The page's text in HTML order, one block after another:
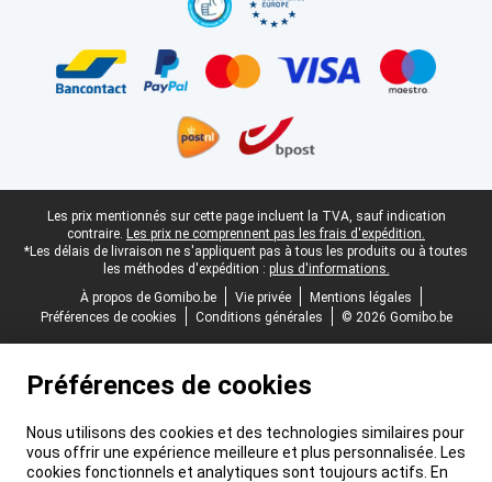
Pied-de-page légal
Les prix mentionnés sur cette page incluent la TVA, sauf indication
contraire. Les prix ne comprennent pas les frais d'expédition.
*Les délais de livraison ne s'appliquent pas à tous les produits ou à toutes
les méthodes d'expédition : plus d'informations.
À propos de Gomibo.be
Vie privée
Mentions légales
Préférences de cookies
Conditions générales © 2026 Gomibo.be
Préférences de cookies
Nous utilisons des cookies et des technologies similaires pour
vous offrir une expérience meilleure et plus personnalisée. Les
cookies fonctionnels et analytiques sont toujours actifs. En